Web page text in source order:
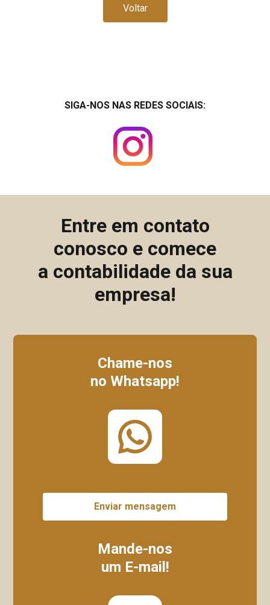
Voltar
SIGA-NOS NAS REDES SOCIAIS:
Entre em contato
conosco e comece
a contabilidade da sua
empresa!
Chame-nos
no Whatsapp!
Enviar mensagem
Mande-nos
um E-mail!